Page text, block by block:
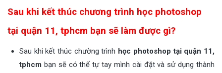
Sau khi kết thúc chương trình học photoshop
tại quận 11, tphcm bạn sẽ làm được gì?
Sau khi kết thúc chường trình học photoshop tại quận 11,
tphcm bạn sẽ có thể tự tay mình cài đặt và sử dụng thành